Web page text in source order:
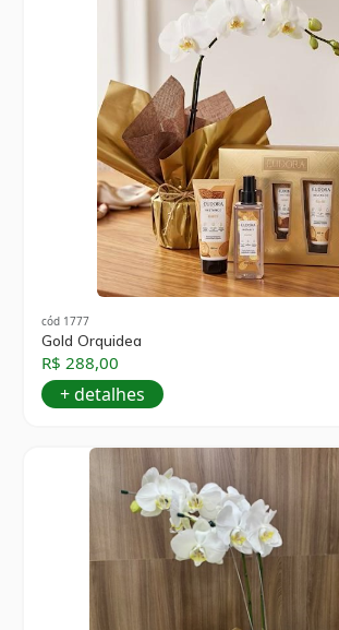
cód 1777
Gold Orquidea
R$ 288,00
+ detalhes